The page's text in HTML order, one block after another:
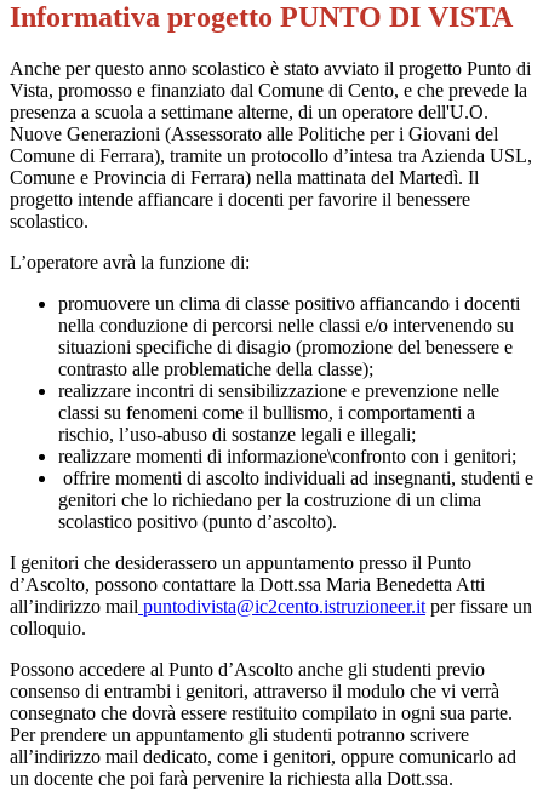
Informativa progetto PUNTO DI VISTA
Anche per questo anno scolastico è stato avviato il progetto Punto di
Vista, promosso e finanziato dal Comune di Cento, e che prevede la
presenza a scuola a settimane alterne, di un operatore dell'U.O.
Nuove Generazioni (Assessorato alle Politiche per i Giovani del
Comune di Ferrara), tramite un protocollo d’intesa tra Azienda USL,
Comune e Provincia di Ferrara) nella mattinata del Martedì. Il
progetto intende affiancare i docenti per favorire il benessere
scolastico.
L’operatore avrà la funzione di:
promuovere un clima di classe positivo affiancando i docenti
nella conduzione di percorsi nelle classi e/o intervenendo su
situazioni specifiche di disagio (promozione del benessere e
contrasto alle problematiche della classe);
realizzare incontri di sensibilizzazione e prevenzione nelle
classi su fenomeni come il bullismo, i comportamenti a
rischio, l’uso-abuso di sostanze legali e illegali;
realizzare momenti di informazione\confronto con i genitori;
offrire momenti di ascolto individuali ad insegnanti, studenti e
genitori che lo richiedano per la costruzione di un clima
scolastico positivo (punto d’ascolto).
I genitori che desiderassero un appuntamento presso il Punto
d’Ascolto, possono contattare la Dott.ssa Maria Benedetta Atti
all’indirizzo mail puntodivista@ic2cento.istruzioneer.it per fissare un
colloquio.
Possono accedere al Punto d’Ascolto anche gli studenti previo
consenso di entrambi i genitori, attraverso il modulo che vi verrà
consegnato che dovrà essere restituito compilato in ogni sua parte.
Per prendere un appuntamento gli studenti potranno scrivere
all’indirizzo mail dedicato, come i genitori, oppure comunicarlo ad
un docente che poi farà pervenire la richiesta alla Dott.ssa.